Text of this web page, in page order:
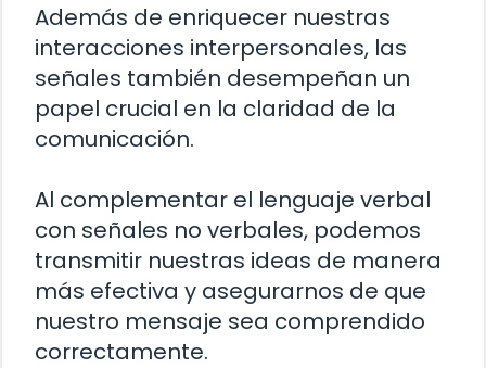
Además de enriquecer nuestras
interacciones interpersonales, las
señales también desempeñan un
papel crucial en la claridad de la
comunicación.
Al complementar el lenguaje verbal
con señales no verbales, podemos
transmitir nuestras ideas de manera
más efectiva y asegurarnos de que
nuestro mensaje sea comprendido
correctamente.